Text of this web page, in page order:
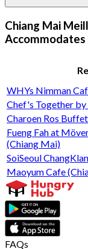
Chiang Mai
Accommodates
WHYs Nimman
Chef's Together
Charoen Ros
Fueng Fah at
(Chiang Mai)
SoiSeoul
Maoyum Cafe
FAQs